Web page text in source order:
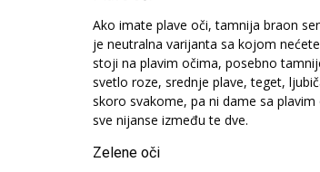
Ako imate plave oči, tamnija braon
je neutralna varijanta sa kojom
stoji na plavim očima, posebno
svetlo roze, srednje plave, teget,
skoro svakome, pa ni dame sa
sve nijanse između te dve.
Zelene oči